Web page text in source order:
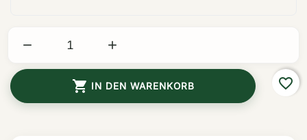
 
 IN DEN WARENKORB favorite_border